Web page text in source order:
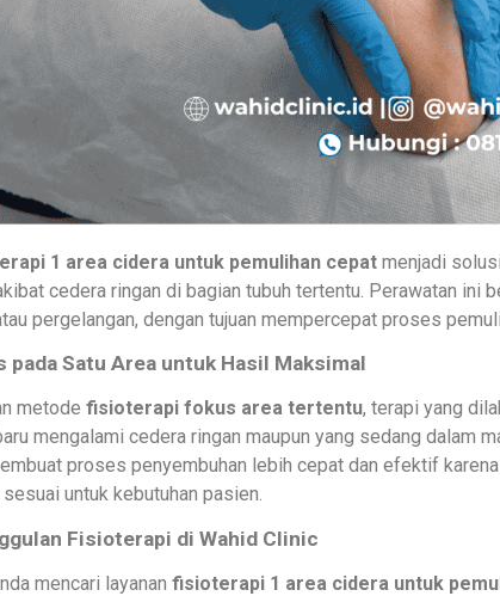
1 area cidera untuk pemulihan cepatmenjadi
cedera ringan di bagian tubuh tertentu. Perawatan ini
pergelangan, dengan tujuan mempercepat proses
pada Satu Area untuk Hasil Maksimal
metode fisioterapi fokus area tertentu, terapi yang
mengalami cedera ringan maupun yang sedang dalam
proses penyembuhan lebih cepat dan efektif
untuk kebutuhan pasien.
Fisioterapi di Wahid Clinic
mencari layanan fisioterapi 1 area cidera untuk